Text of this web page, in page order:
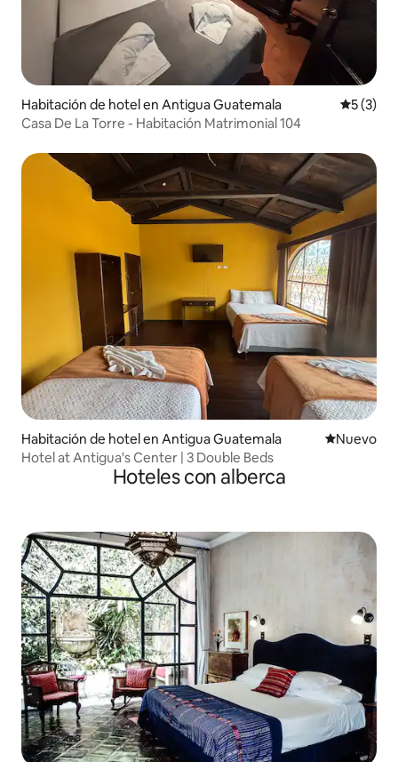
Habitación de hotel en Antigua Guatemala
5 (3)
Casa De La Torre - Habitación Matrimonial 104
Habitación de hotel en Antigua Guatemala Nuevo
Nuevo
Hotel at Antigua's Center | 3 Double Beds
Hoteles con alberca